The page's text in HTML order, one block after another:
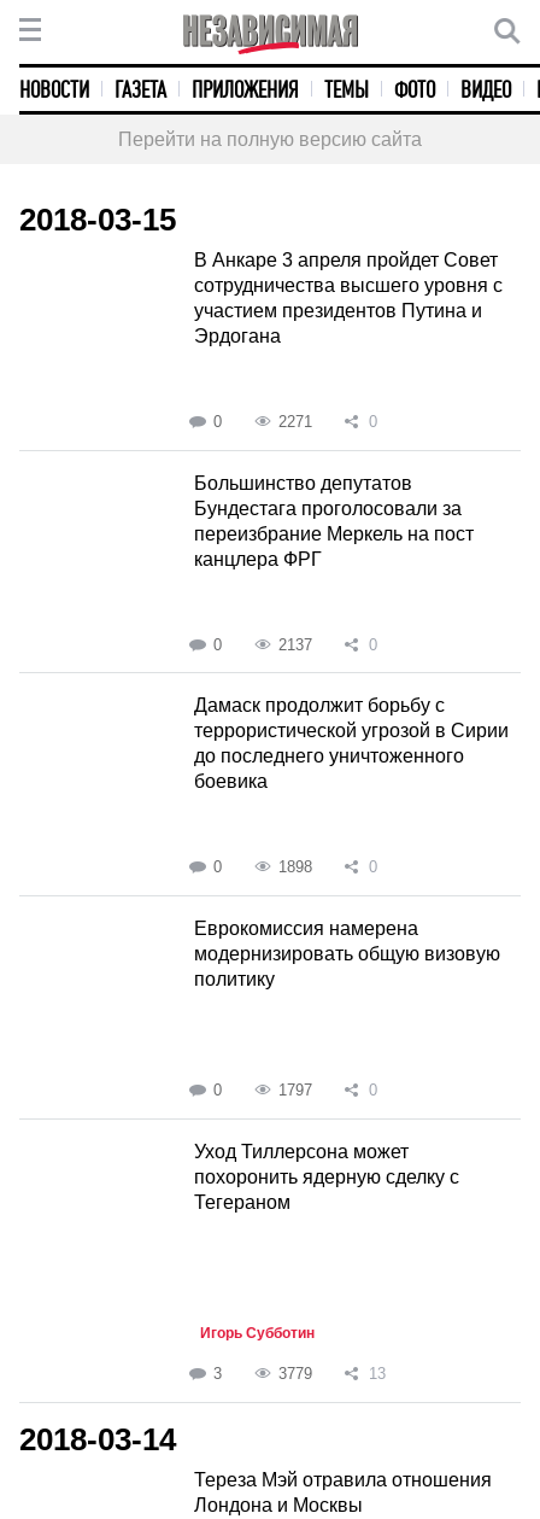
НОВОСТИ ГАЗЕТА ПРИЛОЖЕНИЯ ТЕМЫ ФОТО ВИДЕО
Перейти на полную версию сайта
2018-03-15
В Анкаре 3 апреля пройдет Совет
сотрудничества высшего уровня с
участием президентов Путина и
Эрдогана
0 2271 0
Большинство депутатов
Бундестага проголосовали за
переизбрание Меркель на пост
канцлера ФРГ
0 2137 0
Дамаск продолжит борьбу с
террористической угрозой в Сирии
до последнего уничтоженного
боевика
0 1898 0
Еврокомиссия намерена
модернизировать общую визовую
политику
0 1797 0
Уход Тиллерсона может
похоронить ядерную сделку с
Тегераном
Игорь Субботин
3 3779 13
2018-03-14
Тереза Мэй отравила отношения
Лондона и Москвы